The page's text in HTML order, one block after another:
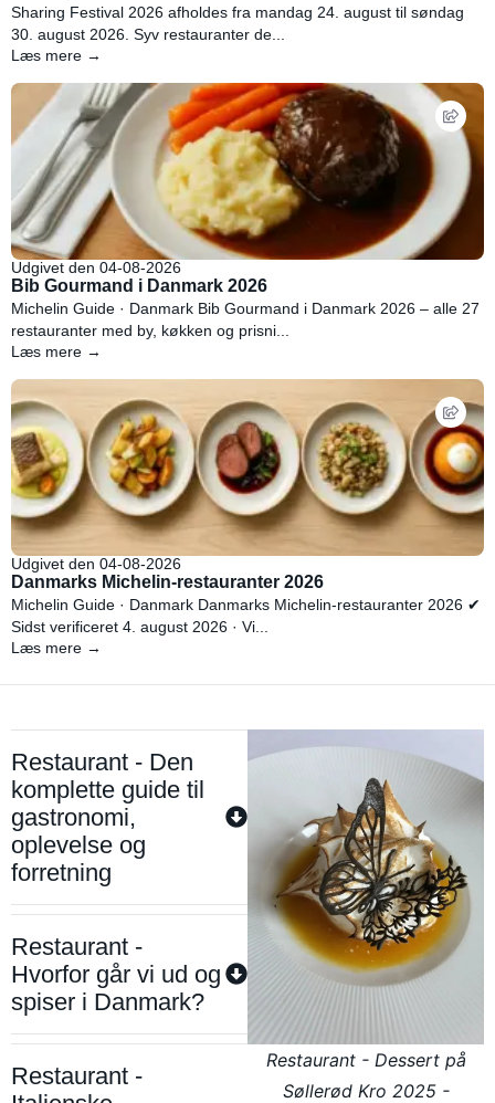
Sharing Festival 2026 afholdes fra mandag 24. august til søndag
30. august 2026. Syv restauranter de...
Læs mere →
Udgivet den 04-08-2026
Bib Gourmand i Danmark 2026
Michelin Guide · Danmark Bib Gourmand i Danmark 2026 – alle 27
restauranter med by, køkken og prisni...
Læs mere →
Udgivet den 04-08-2026
Danmarks Michelin-restauranter 2026
Michelin Guide · Danmark Danmarks Michelin-restauranter 2026 ✔
Sidst verificeret 4. august 2026 · Vi...
Læs mere →
Restaurant - Den
komplette guide til
gastronomi,
oplevelse og
forretning
Restaurant -
Hvorfor går vi ud og
spiser i Danmark?
Restaurant -
Restaurant - Dessert på
Søllerød Kro 2025 -